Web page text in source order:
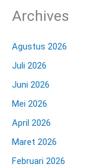
Archives
Agustus 2026
Juli 2026
Juni 2026
Mei 2026
April 2026
Maret 2026
Februari 2026